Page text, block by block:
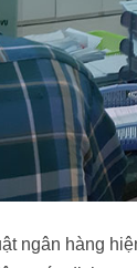
ngân hàng